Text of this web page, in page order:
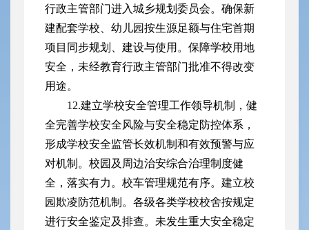
行政主管部门进入城乡规划委员会。确保新
建配套学校、幼儿园按生源足额与住宅首期
项目同步规划、建设与使用。保障学校用地
安全，未经教育行政主管部门批准不得改变
用途。
12.建立学校安全管理工作领导机制，健
全完善学校安全风险与安全稳定防控体系，
形成学校安全监管长效机制和有效预警与应
对机制。校园及周边治安综合治理制度健
全，落实有力。校车管理规范有序。建立校
园欺凌防范机制。各级各类学校校舍按规定
进行安全鉴定及排查。未发生重大安全稳定